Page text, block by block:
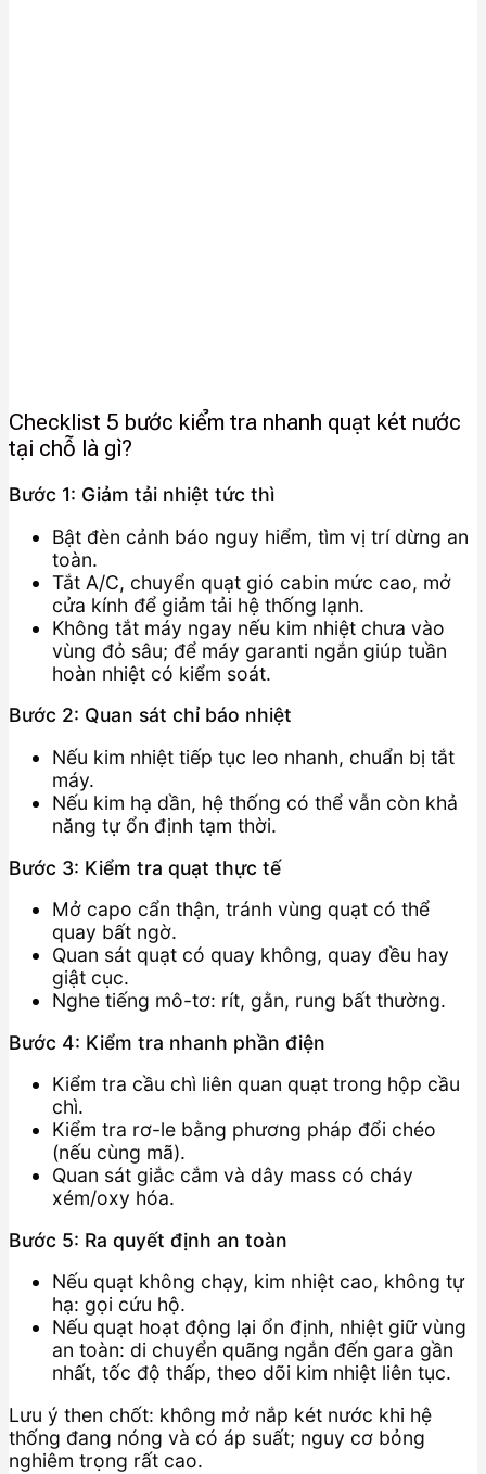
Checklist 5 bước kiểm tra nhanh quạt két nước
tại chỗ là gì?
Bước 1: Giảm tải nhiệt tức thì
Bật đèn cảnh báo nguy hiểm, tìm vị trí dừng an
toàn.
Tắt A/C, chuyển quạt gió cabin mức cao, mở
cửa kính để giảm tải hệ thống lạnh.
Không tắt máy ngay nếu kim nhiệt chưa vào
vùng đỏ sâu; để máy garanti ngắn giúp tuần
hoàn nhiệt có kiểm soát.
Bước 2: Quan sát chỉ báo nhiệt
Nếu kim nhiệt tiếp tục leo nhanh, chuẩn bị tắt
máy.
Nếu kim hạ dần, hệ thống có thể vẫn còn khả
năng tự ổn định tạm thời.
Bước 3: Kiểm tra quạt thực tế
Mở capo cẩn thận, tránh vùng quạt có thể
quay bất ngờ.
Quan sát quạt có quay không, quay đều hay
giật cục.
Nghe tiếng mô-tơ: rít, gằn, rung bất thường.
Bước 4: Kiểm tra nhanh phần điện
Kiểm tra cầu chì liên quan quạt trong hộp cầu
chì.
Kiểm tra rơ-le bằng phương pháp đổi chéo
(nếu cùng mã).
Quan sát giắc cắm và dây mass có cháy
xém/oxy hóa.
Bước 5: Ra quyết định an toàn
Nếu quạt không chạy, kim nhiệt cao, không tự
hạ: gọi cứu hộ.
Nếu quạt hoạt động lại ổn định, nhiệt giữ vùng
an toàn: di chuyển quãng ngắn đến gara gần
nhất, tốc độ thấp, theo dõi kim nhiệt liên tục.
Lưu ý then chốt: không mở nắp két nước khi hệ
thống đang nóng và có áp suất; nguy cơ bỏng
nghiêm trọng rất cao.